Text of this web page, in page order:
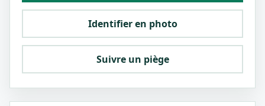
Identifier en photo
Suivre un piège